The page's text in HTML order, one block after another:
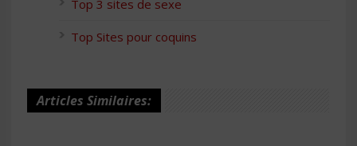
Top 3 sites de sexe
Top Sites pour coquins
Articles Similaires: